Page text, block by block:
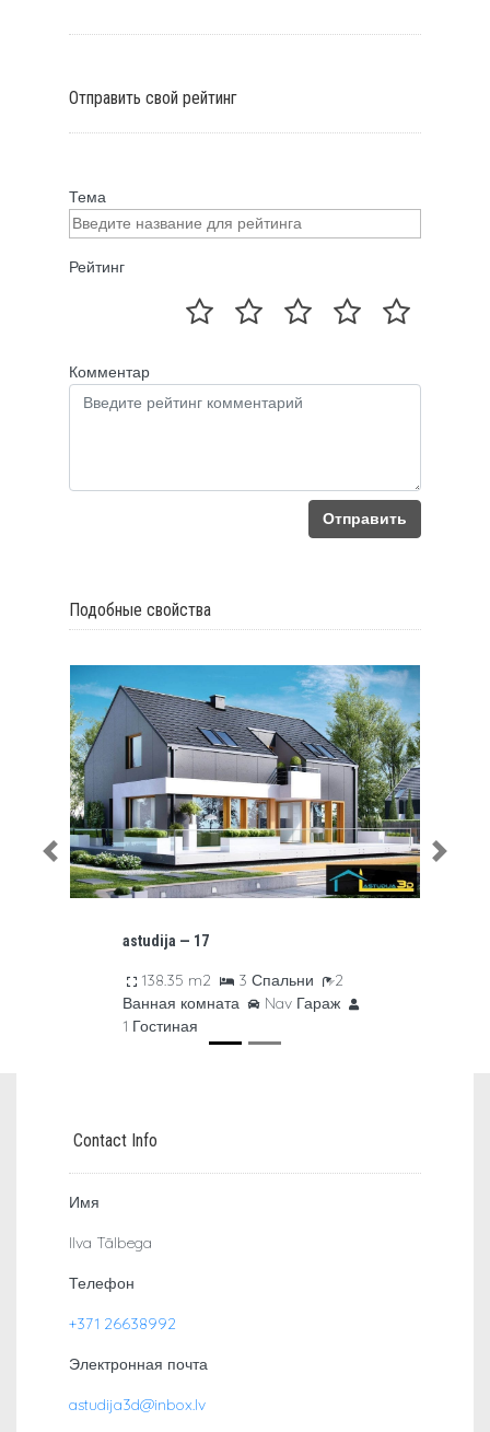
Отправить свой рейтинг
Тема
Рейтинг
Комментар
Отправить
Подобные свойства
AStudija — KG 103
317.57 m2 4 Спальни
3
Ванная комната
1 automašīnai
Гараж
1 Гостиная
Previous
Contact Info
astudija3d@inbox.lv
© 2019 AStudija3D | Visas tiesības aizsargātas